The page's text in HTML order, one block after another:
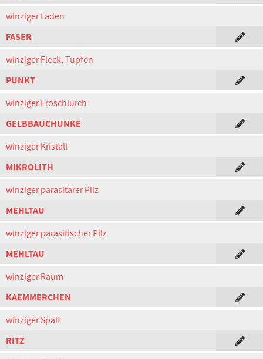
winziger Faden
FASER
winziger Fleck, Tupfen
PUNKT
winziger Froschlurch
GELBBAUCHUNKE
winziger Kristall
MIKROLITH
winziger parasitärer Pilz
MEHLTAU
winziger parasitischer Pilz
MEHLTAU
winziger Raum
KAEMMERCHEN
winziger Spalt
RITZ